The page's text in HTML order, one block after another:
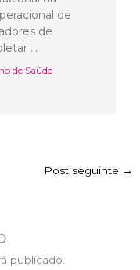
de
de
…
de Saúde
Post seguinte →
publicado.